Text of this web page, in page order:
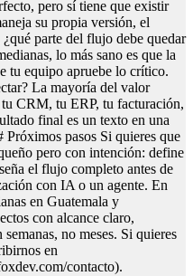
pero sí tiene que existir
su propia versión, el
parte del flujo debe quedar
lo más sano es que la
tu equipo apruebe lo crítico.
La mayoría del valor
CRM, tu ERP, tu facturación,
final es un texto en una
pasos Si quieres que
pero con intención: define
el flujo completo antes de
con IA o un agente. En
en Guatemala y
con alcance claro,
no meses. Si quieres
en
contacto).